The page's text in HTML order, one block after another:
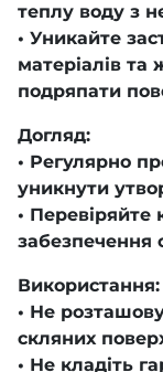
теплу воду з
• Уникайте
матеріалів та
подряпати
Догляд:
• Регулярно
уникнути
• Перевіряйте
забезпечення
Використання:
• Не
скляних
• Не кладіть